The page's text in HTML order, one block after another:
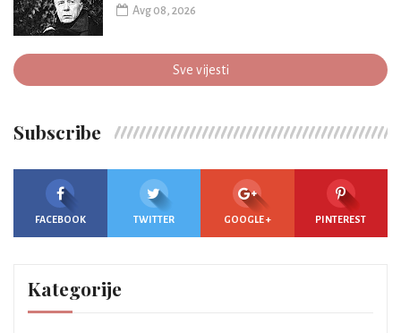
Avg 08, 2026
Sve vijesti
Subscribe
FACEBOOK TWITTER GOOGLE + PINTEREST
Kategorije